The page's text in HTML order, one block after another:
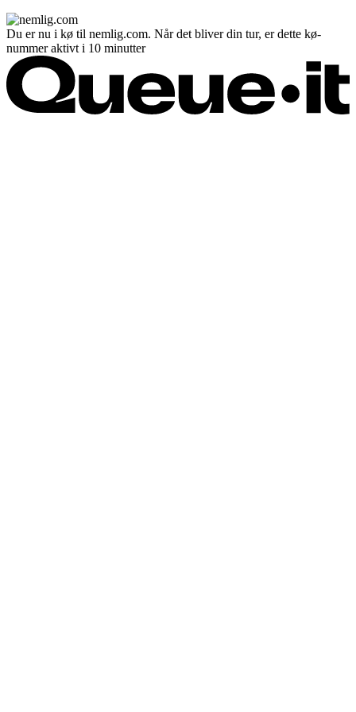
Du er nu i kø til nemlig.com. Når det bliver din tur, er dette kø-
nummer aktivt i 10 minutter